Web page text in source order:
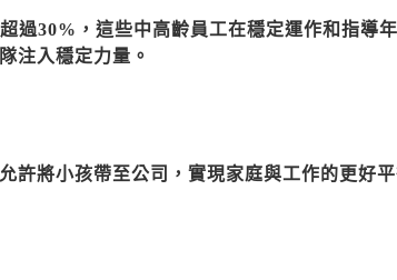
過30%，這些中高齡員工在穩定運作和指導
注入穩定力量。
許將小孩帶至公司，實現家庭與工作的更好